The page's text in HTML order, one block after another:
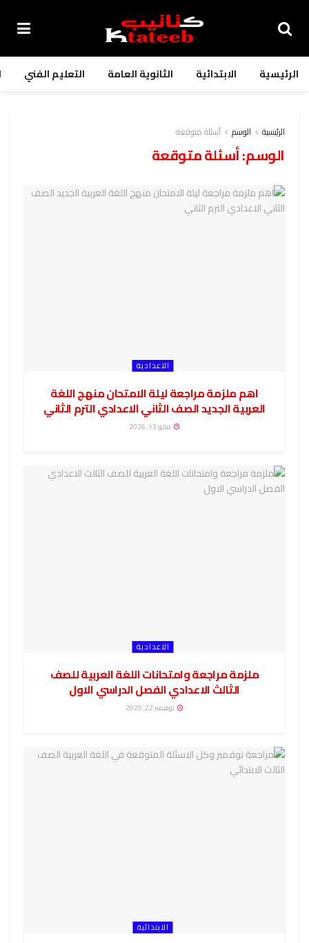
الرئيسية الابتدائية الثانوية العامة التعليم الفني
الرئيسية الوسم أسئلة متوقعة
الوسم:أسئلة متوقعة
الاعدادية
اهم ملزمة مراجعة ليلة الامتحان منهج اللغة
العربية الجديد الصف الثاني الاعدادي الترم الثاني
مايو 13, 2026
الاعدادية
ملزمة مراجعة وامتحانات اللغة العربية للصف
الثالث الاعدادي الفصل الدراسي الاول
نوفمبر 22, 2025
الابتدائية